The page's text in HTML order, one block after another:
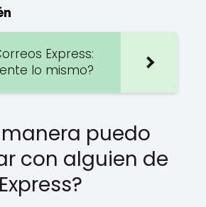
Express:
lo mismo?
puedo
con alguien de